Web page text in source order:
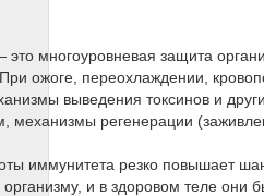
многоуровневая защита
ожоге, переохлаждении,
выведения токсинов и
механизмы регенерации
иммунитета резко повышает
и в здоровом теле